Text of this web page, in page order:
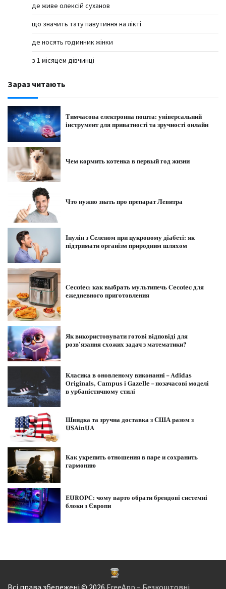
де живе олексій суханов
що значить тату павутиння на лікті
де носять годинник жінки
з 1 місяцем дівчинці
Зараз читають
Тимчасова електронна пошта: універсальний
інструмент для приватності та зручності онлайн
Чем кормить котенка в первый год жизни
Что нужно знать про препарат Левитра
Інулін з Селеном при цукровому діабеті: як
підтримати організм природним шляхом
Cecotec: как выбрать мультипечь Cecotec для
ежедневного приготовления
Як використовувати готові відповіді для
розв’язання схожих задач з математики?
Класика в оновленому виконанні – Adidas
Originals, Campus і Gazelle – позачасові моделі
в урбаністичному стилі
Швидка та зручна доставка з США разом з
USAinUA
Как укрепить отношения в паре и сохранить
гармонию
EUROPC: чому варто обрати брендові системні
блоки з Європи